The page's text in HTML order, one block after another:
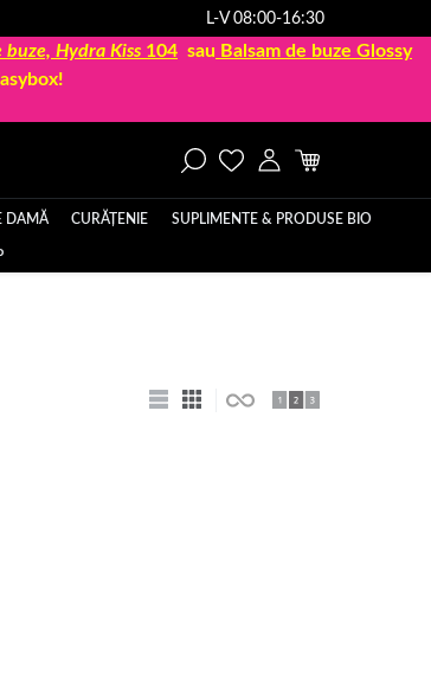
L-V 08:00-16:30
buze, Hydra Kiss 104 sau Balsam de buze Glossy
DAMĂ CURĂȚENIE SUPLIMENTE & PRODUSE BIO